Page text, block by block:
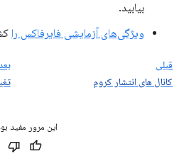
بیابید.
ویژگی‌های آزمایشی فایرفاکس را
قبلی
کانال های انتشار کروم
این مرور مفید